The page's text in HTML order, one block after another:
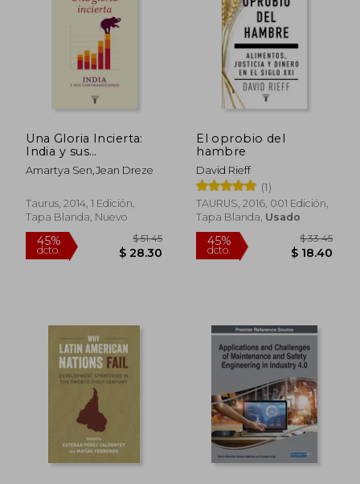
35%
dcto.
Una Gloria Incierta:
India y sus
Contradicciones
Amartya Sen,Jean Dreze
Taurus, 2014, 1 Edición,
Tapa Blanda, Nuevo
El oprobio del
hambre
David Rieff
(1)
TAURUS, 2016, 001 Edición,
Tapa Blanda, Usado
45%
dcto.